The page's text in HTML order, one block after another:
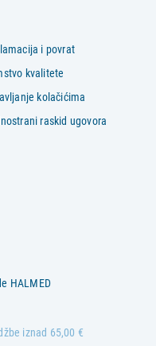
i povrat
kvalitete
kolačićima
raskid ugovora
HALMED
iznad 65,00 €